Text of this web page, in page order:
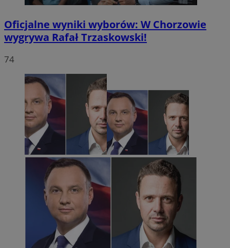
Oficjalne wyniki wyborów: W Chorzowie
wygrywa Rafał Trzaskowski!
74